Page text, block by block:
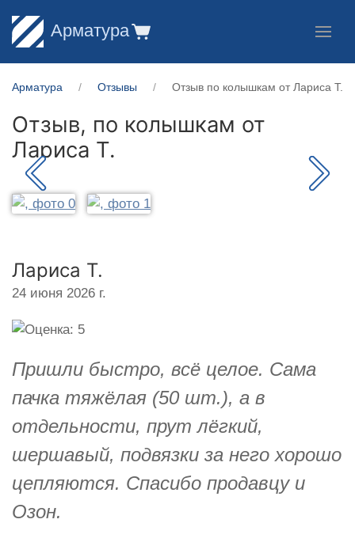
Арматура
Арматура Отзывы Отзыв по колышкам от Лариса Т.
Отзыв, по колышкам от
Лариса Т.
Лариса Т.
24 июня 2026 г.
Пришли быстро, всё целое. Сама
пачка тяжёлая (50 шт.), а в
отдельности, прут лёгкий,
шершавый, подвязки за него хорошо
цепляются. Спасибо продавцу и
Озон.